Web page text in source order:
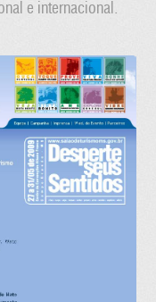
e internacional.